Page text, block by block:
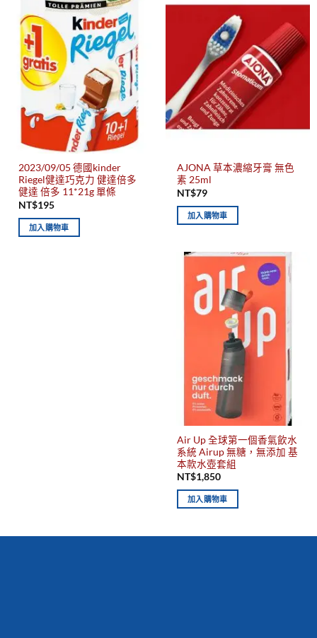
2023/09/05 德國kinder
Riegel健達巧克力 健達倍多
健達 倍多 11*21g 單條
NT$195
加入購物車
AJONA 草本濃縮牙膏 無色
素 25ml
NT$79
加入購物車
Air Up 全球第一個香氣飲水
系統 Airup 無糖，無添加 基
本款水壺套組
NT$1,850
加入購物車